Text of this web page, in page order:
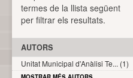
termes de la llista següent
per filtrar els resultats.
AUTORS
Unitat Municipal d'Anàlisi Te... (1)